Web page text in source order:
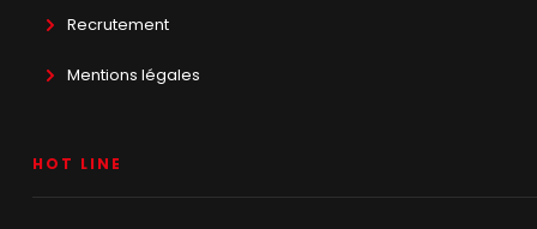
Recrutement
Mentions légales
HOT LINE